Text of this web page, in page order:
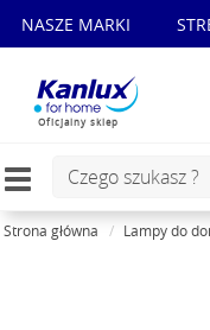
NASZE MARKI
Oficjalny sklep
Toggle
Strona główna Lampy do